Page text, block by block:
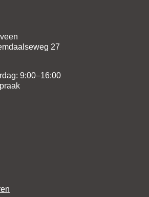
27
9:00–16:00